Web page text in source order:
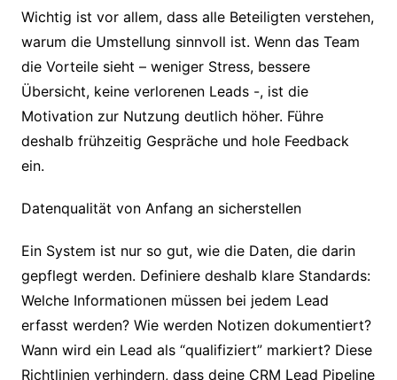
Wichtig ist vor allem, dass alle Beteiligten verstehen,
warum die Umstellung sinnvoll ist. Wenn das Team
die Vorteile sieht – weniger Stress, bessere
Übersicht, keine verlorenen Leads -, ist die
Motivation zur Nutzung deutlich höher. Führe
deshalb frühzeitig Gespräche und hole Feedback
ein.
Datenqualität von Anfang an sicherstellen
Ein System ist nur so gut, wie die Daten, die darin
gepflegt werden. Definiere deshalb klare Standards:
Welche Informationen müssen bei jedem Lead
erfasst werden? Wie werden Notizen dokumentiert?
Wann wird ein Lead als “qualifiziert” markiert? Diese
Richtlinien verhindern, dass deine CRM Lead Pipeline